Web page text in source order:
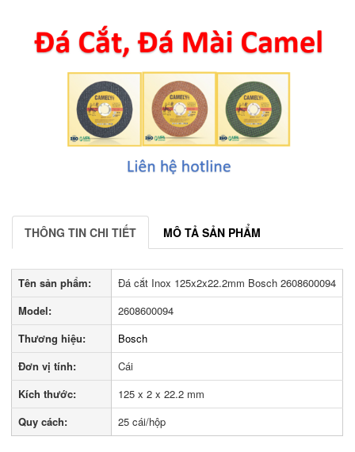
THÔNG TIN CHI TIẾT MÔ TẢ SẢN PHẨM
Tên sản phẩm:
Đá cắt Inox 125x2x22.2mm Bosch 2608600094
Model:
2608600094
Thương hiệu:
Bosch
Đơn vị tính:
Cái
Kích thước:
125 x 2 x 22.2 mm
Quy cách:
25 cái/hộp